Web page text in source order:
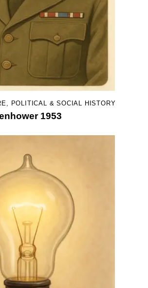
POLITICAL & SOCIAL HISTORY
1953